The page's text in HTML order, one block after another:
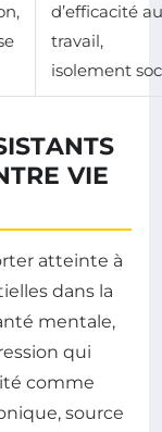
d’efficacité au
travail,
isolement
VIE
atteinte à
dans la
mentale,
qui
comme
source